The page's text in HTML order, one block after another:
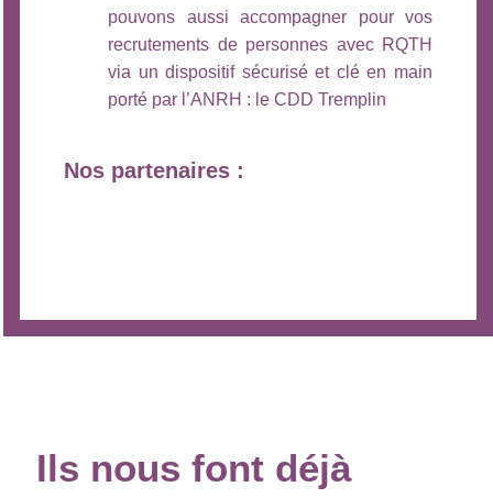
pouvons aussi accompagner pour vos
recrutements de personnes avec RQTH
via un dispositif sécurisé et clé en main
porté par l’ANRH : le CDD Tremplin
Nos partenaires :
Ils nous font déjà